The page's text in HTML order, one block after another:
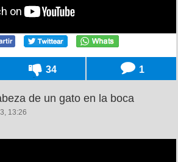
34 1
de un gato en la boca
13:26